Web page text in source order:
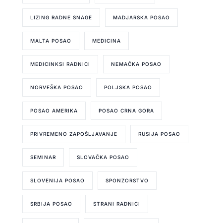
LIZING RADNE SNAGE MADJARSKA POSAO
MALTA POSAO MEDICINA
MEDICINKSI RADNICI NEMAČKA POSAO
NORVEŠKA POSAO POLJSKA POSAO
POSAO AMERIKA POSAO CRNA GORA
PRIVREMENO ZAPOŠLJAVANJE RUSIJA POSAO
SEMINAR SLOVAČKA POSAO
SLOVENIJA POSAO SPONZORSTVO
SRBIJA POSAO STRANI RADNICI